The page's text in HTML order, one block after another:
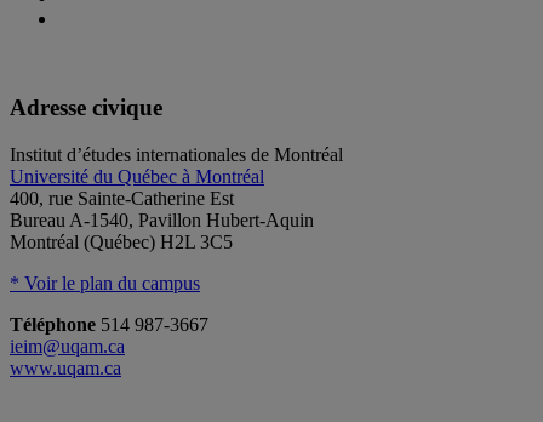
Adresse civique
Institut d’études internationales de Montréal
Université du Québec à Montréal
400, rue Sainte-Catherine Est
Bureau A-1540, Pavillon Hubert-Aquin
Montréal (Québec) H2L 3C5
* Voir le plan du campus
Téléphone 514 987-3667
ieim@uqam.ca
www.uqam.ca